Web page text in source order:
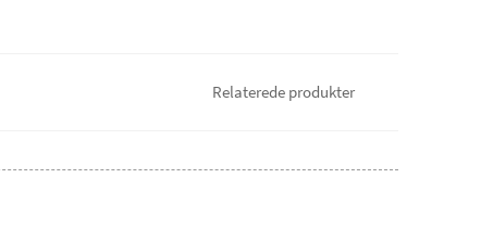
Relaterede produkter